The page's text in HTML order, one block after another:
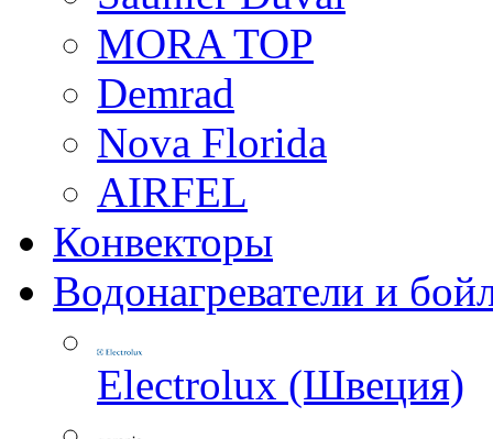
MORA TOP
Demrad
Nova Florida
AIRFEL
Конвекторы
Водонагреватели и
Electrolux (Швеция)